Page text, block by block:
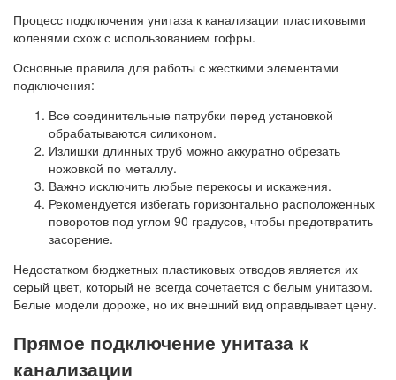
Процесс подключения унитаза к канализации пластиковыми
коленями схож с использованием гофры.
Основные правила для работы с жесткими элементами
подключения:
Все соединительные патрубки перед установкой
обрабатываются силиконом.
Излишки длинных труб можно аккуратно обрезать
ножовкой по металлу.
Важно исключить любые перекосы и искажения.
Рекомендуется избегать горизонтально расположенных
поворотов под углом 90 градусов, чтобы предотвратить
засорение.
Недостатком бюджетных пластиковых отводов является их
серый цвет, который не всегда сочетается с белым унитазом.
Белые модели дороже, но их внешний вид оправдывает цену.
Прямое подключение унитаза к
канализации